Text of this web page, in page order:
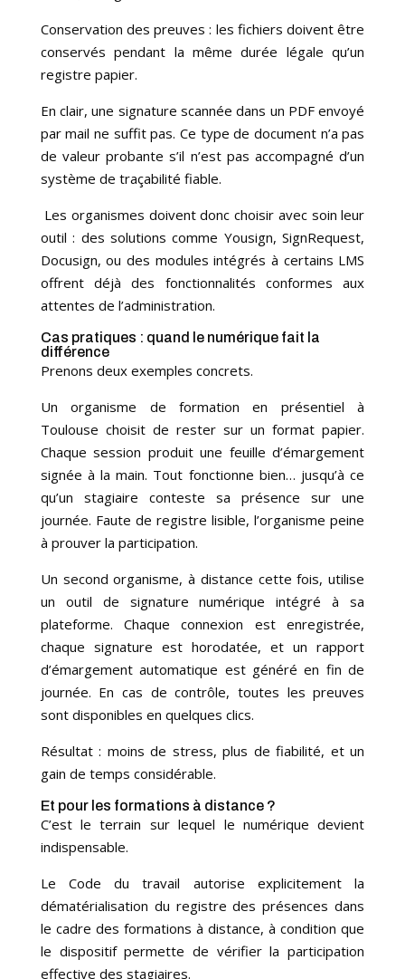
Conservation des preuves : les fichiers doivent être
conservés pendant la même durée légale qu’un
registre papier.
En clair, une signature scannée dans un PDF envoyé
par mail ne suffit pas. Ce type de document n’a pas
de valeur probante s’il n’est pas accompagné d’un
système de traçabilité fiable.
Les organismes doivent donc choisir avec soin leur
outil : des solutions comme Yousign, SignRequest,
Docusign, ou des modules intégrés à certains LMS
offrent déjà des fonctionnalités conformes aux
attentes de l’administration.
Cas pratiques : quand le numérique fait la
différence
Prenons deux exemples concrets.
Un organisme de formation en présentiel à
Toulouse choisit de rester sur un format papier.
Chaque session produit une feuille d’émargement
signée à la main. Tout fonctionne bien… jusqu’à ce
qu’un stagiaire conteste sa présence sur une
journée. Faute de registre lisible, l’organisme peine
à prouver la participation.
Un second organisme, à distance cette fois, utilise
un outil de signature numérique intégré à sa
plateforme. Chaque connexion est enregistrée,
chaque signature est horodatée, et un rapport
d’émargement automatique est généré en fin de
journée. En cas de contrôle, toutes les preuves
sont disponibles en quelques clics.
Résultat : moins de stress, plus de fiabilité, et un
gain de temps considérable.
Et pour les formations à distance ?
C’est le terrain sur lequel le numérique devient
indispensable.
Le Code du travail autorise explicitement la
dématérialisation du registre des présences dans
le cadre des formations à distance, à condition que
le dispositif permette de vérifier la participation
effective des stagiaires.